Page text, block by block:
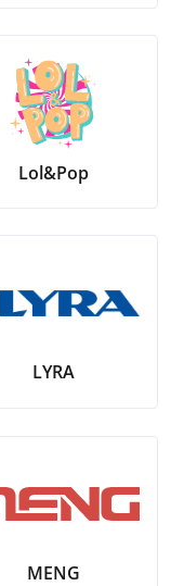
Lol&Pop
LYRA
MENG